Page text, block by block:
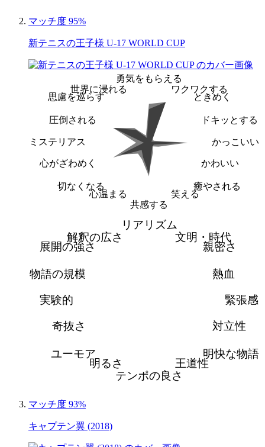
マッチ度 95%
新テニスの王子様 U-17 WORLD CUP
勇気をもらえる
ワクワクする
ときめく
ドキッとする
かっこいい
かわいい
癒やされる
笑える
共感する
心温まる
切なくなる
心がざわめく
ミステリアス
圧倒される
思慮を巡らす
世界に浸れる
リアリズム
文明・時代
親密さ
熱血
緊張感
対立性
明快な物語
王道性
テンポの良さ
明るさ
ユーモア
奇抜さ
実験的
物語の規模
展開の強さ
解釈の広さ
マッチ度 93%
キャプテン翼 (2018)